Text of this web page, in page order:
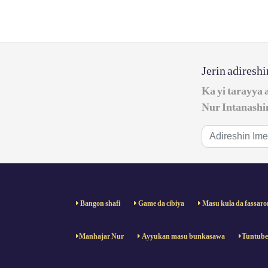
Jerin
Ka yi tarayya
Nur
Bangon shafi Game da cibiya Masu kula da
Manhajar Nur Ayyukan masu bunkasawa